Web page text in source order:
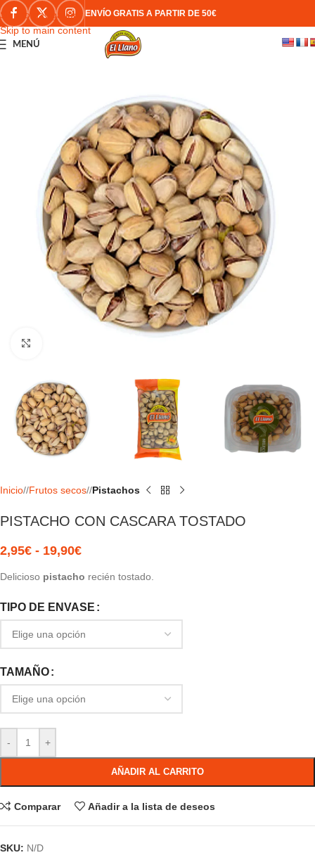
Skip to navigation
Skip to main content
ENVÍO GRATIS A PARTIR DE 50€
MENÚ
Inicio/ Frutos secos/ Pistachos
PISTACHO CON CASCARA TOSTADO
2,95€ - 19,90€
Delicioso pistacho recién tostado.
TIPO DE ENVASE
TAMAÑO
- +
AÑADIR AL CARRITO
Comparar Añadir a la lista de deseos
SKU: N/D